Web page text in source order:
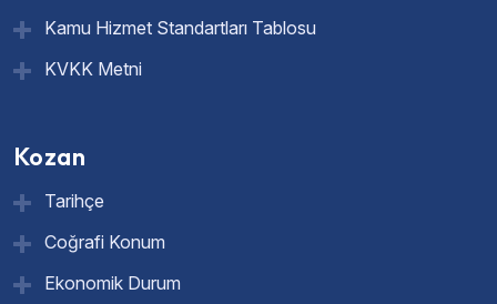
Kamu Hizmet Standartları Tablosu
KVKK Metni
Kozan
Tarihçe
Coğrafi Konum
Ekonomik Durum